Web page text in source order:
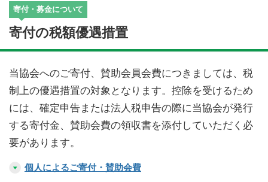
盲導犬を希望する
盲導犬クイール
寄付・募金について
寄付の税額優遇措置
当協会へのご寄付、賛助会員会費につきましては、税
制上の優遇措置の対象となります。控除を受けるため
には、確定申告または法人税申告の際に当協会が発行
する寄付金、賛助会費の領収書を添付していただく必
要があります。
個人によるご寄付・賛助会費